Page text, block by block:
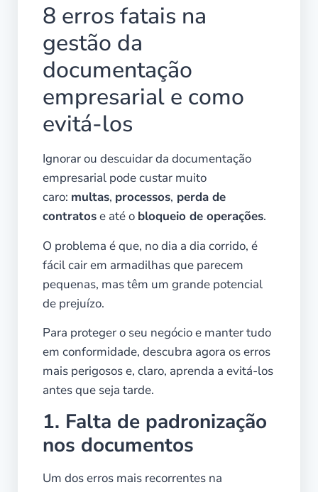
8 erros fatais na
gestão da
documentação
empresarial e como
evitá-los
Ignorar ou descuidar da documentação
empresarial pode custar muito
caro: multas, processos, perda de
contratose até o bloqueio de operações.
O problema é que, no dia a dia corrido, é
fácil cair em armadilhas que parecem
pequenas, mas têm um grande potencial
de prejuízo.
Para proteger o seu negócio e manter tudo
em conformidade, descubra agora os erros
mais perigosos e, claro, aprenda a evitá-los
antes que seja tarde.
1. Falta de padronização
nos documentos
Um dos erros mais recorrentes na